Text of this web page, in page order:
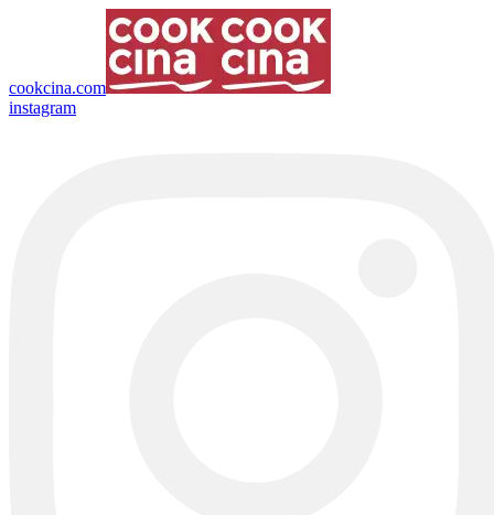
cookcina.com
instagram